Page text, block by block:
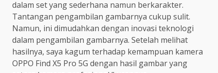
dalam set yang sederhana namun berkarakter.
Tantangan pengambilan gambarnya cukup sulit.
Namun, ini dimudahkan dengan inovasi teknologi
dalam pengambilan gambarnya. Setelah melihat
hasilnya, saya kagum terhadap kemampuan kamera
OPPO Find X5 Pro 5G dengan hasil gambar yang